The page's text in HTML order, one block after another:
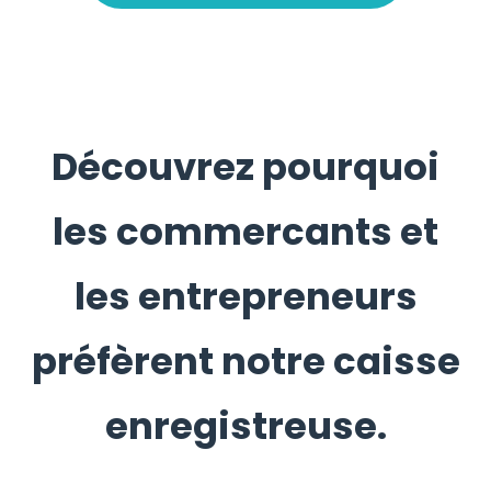
Découvrez pourquoi
les commercants et
les entrepreneurs
préfèrent notre caisse
enregistreuse.